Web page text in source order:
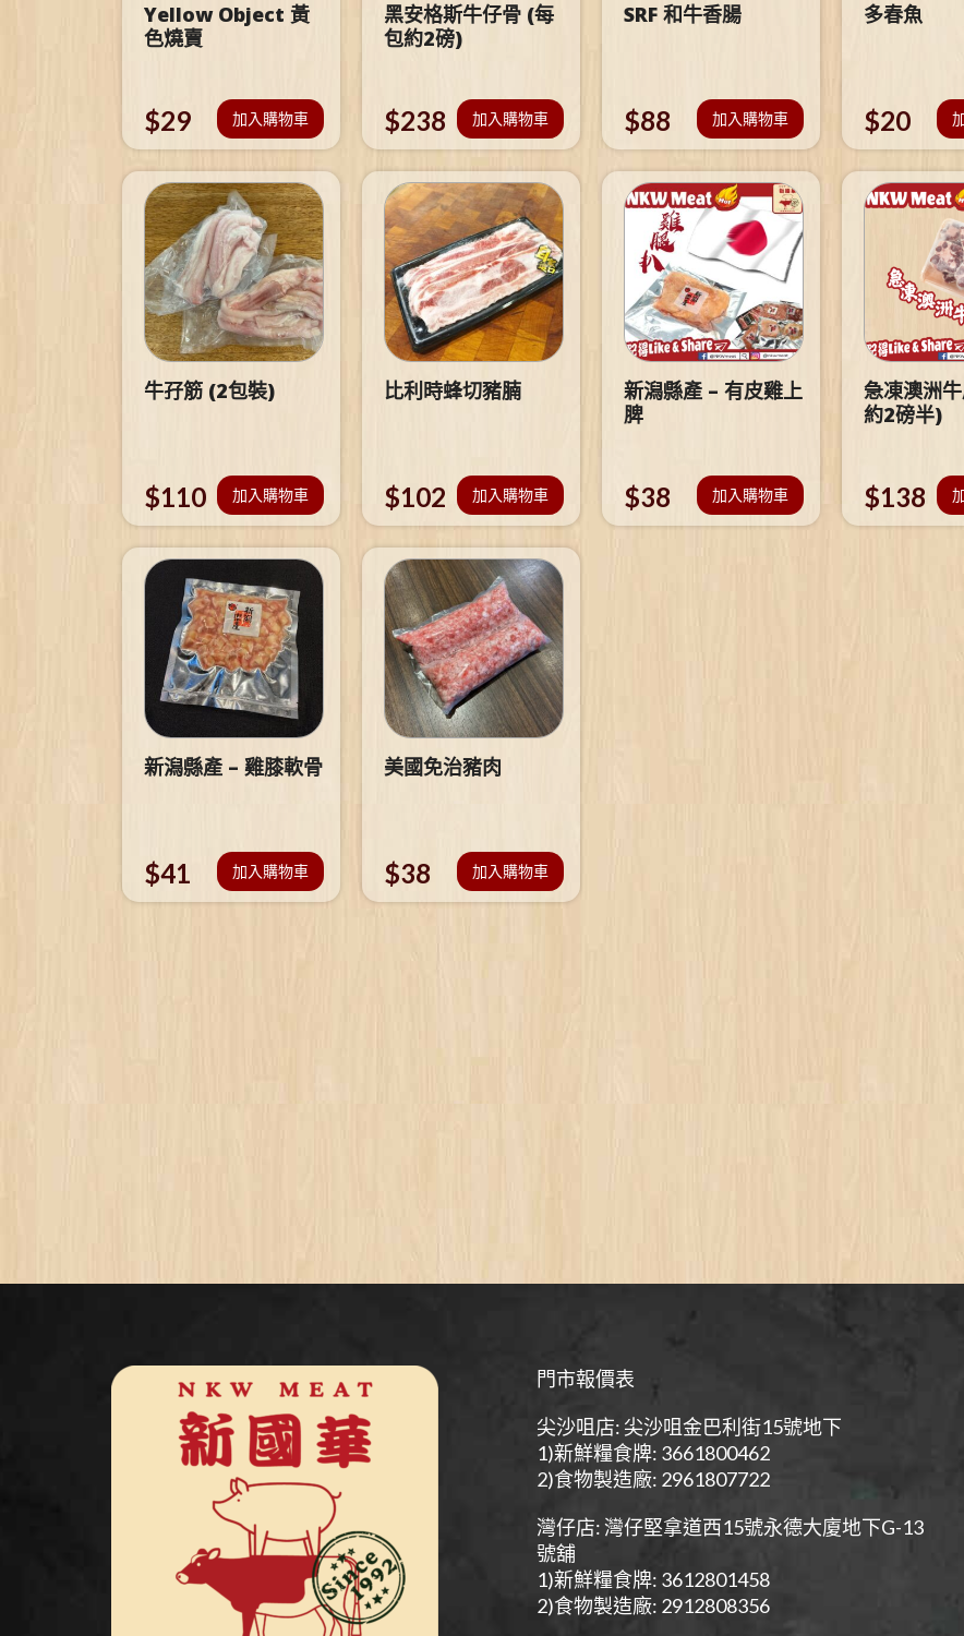
Yellow Object 黃
色燒賣
$29 加入購物車
黑安格斯牛仔骨 (每
包約2磅)
$238 加入購物車
SRF 和牛香腸
$88 加入購物車
多春魚
$20
牛孖筋 (2包裝)
$110 加入購物車
比利時蜂切豬腩
$102 加入購物車
新潟縣產 – 有皮雞上
脾
$38 加入購物車
急凍澳洲
約2磅半)
$138
新潟縣產 – 雞膝軟骨
$41 加入購物車
美國免治豬肉
$38 加入購物車
門市報價表
尖沙咀店: 尖沙咀金巴利街15號地下
1)新鮮糧食牌: 3661800462
2)食物製造廠: 2961807722
灣仔店: 灣仔堅拿道西15號永德大廈地下G-13
號舖
1)新鮮糧食牌: 3612801458
2)食物製造廠: 2912808356